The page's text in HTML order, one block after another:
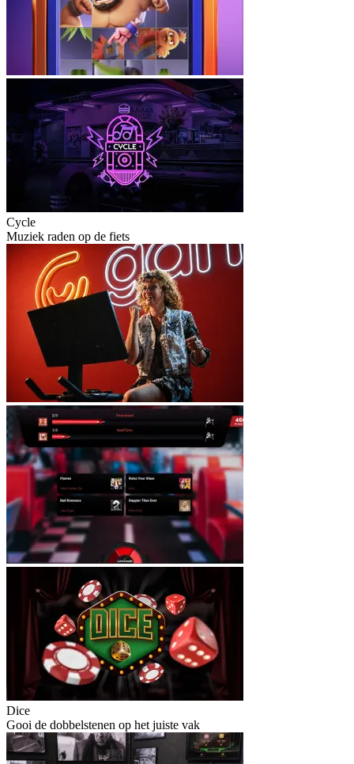
Cycle
Muziek raden op de fiets
Dice
Gooi de dobbelstenen op het juiste vak